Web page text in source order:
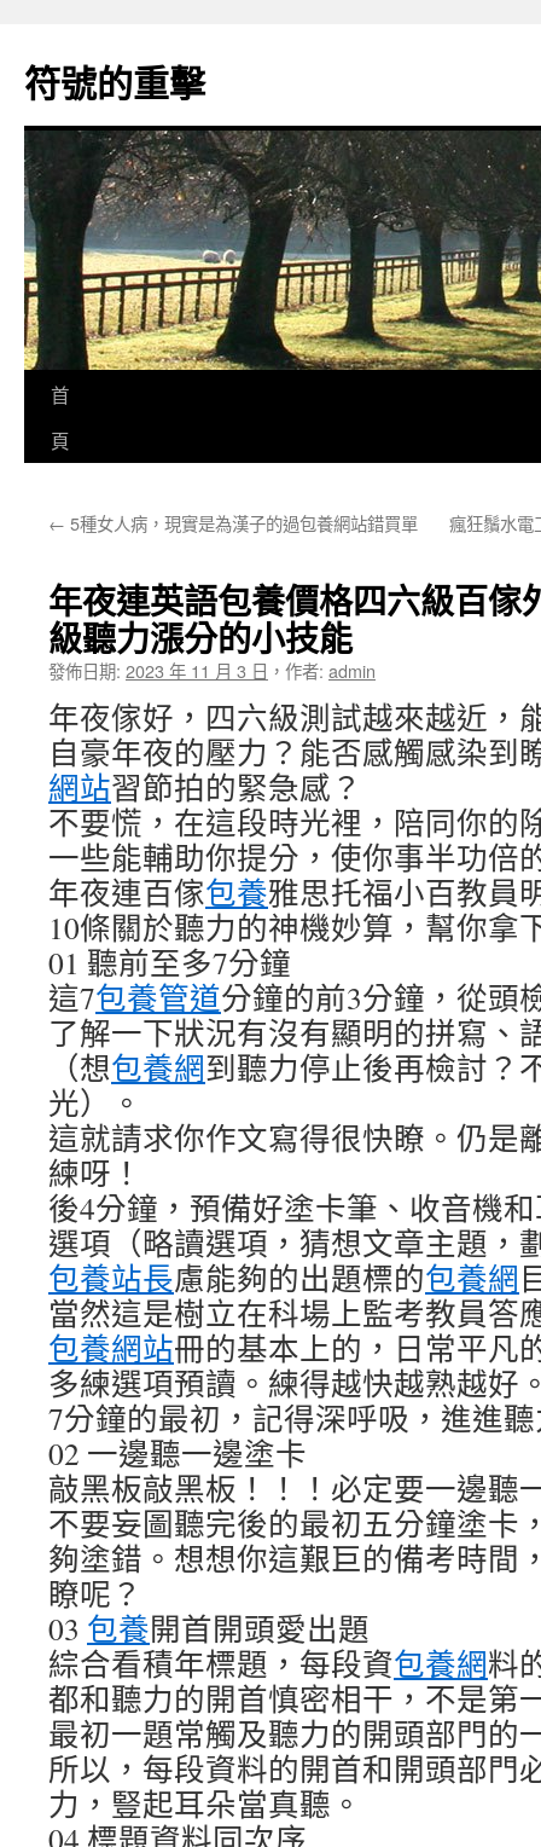
主
要
符號的重擊
首
頁
← 5種女人病，現實是為漢子的過包養網站錯買單 瘋狂鬚水電
年夜連英語包養價格四六級百傢
級聽力漲分的小技能
發佈日期: 2023 年 11 月 3 日 ， 作者: admin
年夜傢好，四六級測試越來越近，
自豪年夜的壓力？能否感觸感染到
網站習節拍的緊急感？
不要慌，在這段時光裡，陪同你的
一些能輔助你提分，使你事半功倍
年夜連百傢包養雅思托福小百教員
10條關於聽力的神機妙算，幫你拿
01 聽前至多7分鐘
這7包養管道分鐘的前3分鐘，從頭
了解一下狀況有沒有顯明的拼寫、
（想包養網到聽力停止後再檢討？
光）。
這就請求你作文寫得很快瞭。仍是
練呀！
後4分鐘，預備好塗卡筆、收音機
選項（略讀選項，猜想文章主題，
包養站長慮能夠的出題標的包養網
當然這是樹立在科場上監考教員答
包養網站冊的基本上的，日常平凡
多練選項預讀。練得越快越熟越好
7分鐘的最初，記得深呼吸，進進
02 一邊聽一邊塗卡
敲黑板敲黑板！！！必定要一邊聽
不要妄圖聽完後的最初五分鐘塗卡
夠塗錯。想想你這艱巨的備考時間
瞭呢？
03 包養開首開頭愛出題
綜合看積年標題，每段資包養網料
都和聽力的開首慎密相干，不是第
最初一題常觸及聽力的開頭部門的
所以，每段資料的開首和開頭部門
力，豎起耳朵當真聽。
04 標題資料同次序